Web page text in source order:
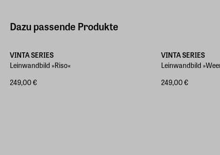
Dazu passende Produkte
Verschiedene Größen
VINTA SERIES
Leinwandbild »Riso«
249,00 €
VINTA SERIES
Leinwandbild
249,00 €